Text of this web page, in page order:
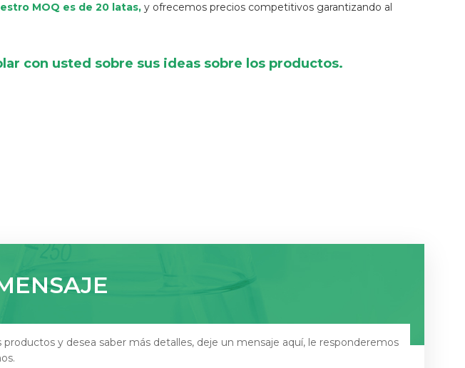
MOQ es de 20 latas,y ofrecemos precios competitivos garantizando al
con usted sobre sus ideas sobre los productos.
y desea saber más detalles, deje un mensaje aquí, le responderemos